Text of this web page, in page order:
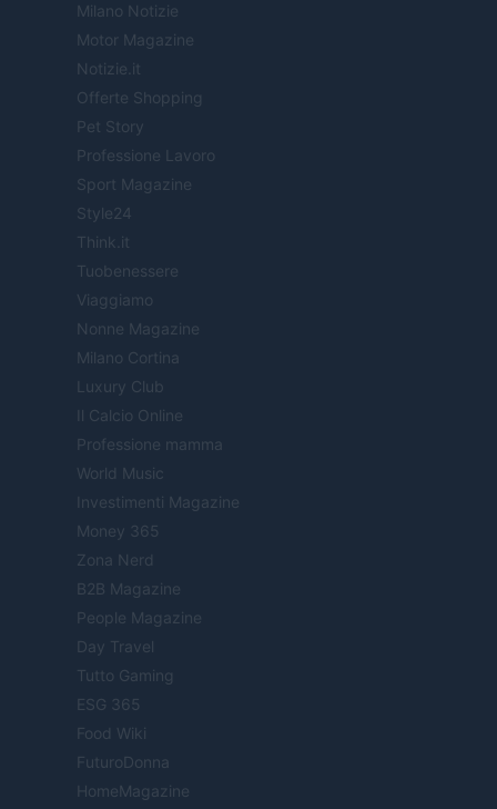
Milano Notizie
Motor Magazine
Notizie.it
Offerte Shopping
Pet Story
Professione Lavoro
Sport Magazine
Style24
Think.it
Tuobenessere
Viaggiamo
Nonne Magazine
Milano Cortina
Luxury Club
Il Calcio Online
Professione mamma
World Music
Investimenti Magazine
Money 365
Zona Nerd
B2B Magazine
People Magazine
Day Travel
Tutto Gaming
ESG 365
Food Wiki
FuturoDonna
HomeMagazine